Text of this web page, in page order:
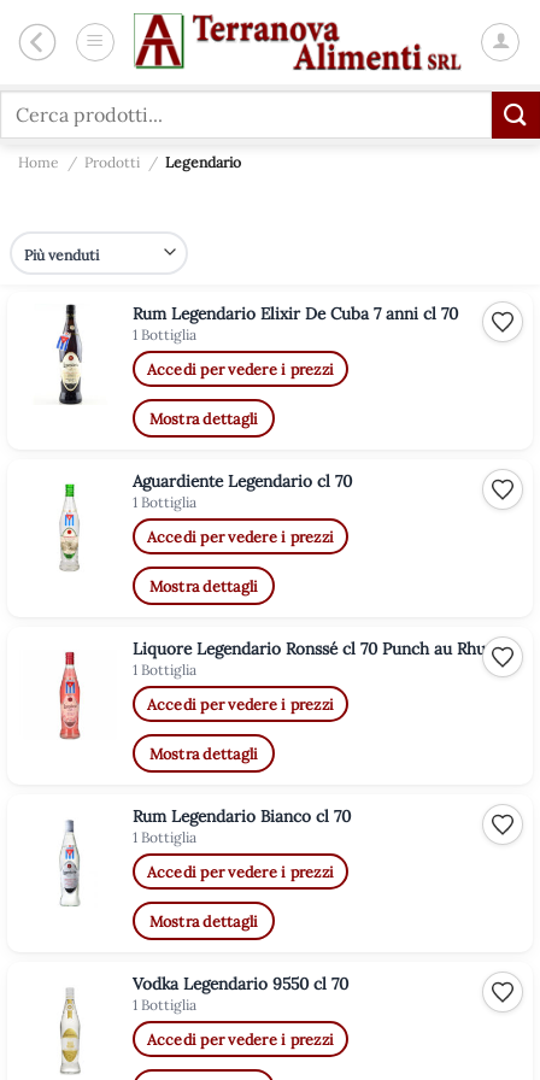
Cerca:
Home / Prodotti / Legendario
Rum Legendario Elixir De Cuba 7 anni cl 70
1 Bottiglia
Accedi per vedere i prezzi
Mostra dettagli
Aguardiente Legendario cl 70
1 Bottiglia
Accedi per vedere i prezzi
Mostra dettagli
Liquore Legendario Ronssé cl 70 Punch au Rhum
1 Bottiglia
Accedi per vedere i prezzi
Mostra dettagli
Rum Legendario Bianco cl 70
1 Bottiglia
Accedi per vedere i prezzi
Mostra dettagli
Vodka Legendario 9550 cl 70
1 Bottiglia
Accedi per vedere i prezzi